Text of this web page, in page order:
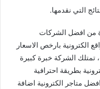
التي نقدمها.
من افضل الشركات
الكترونية بارخص الاسعار
تمتلك الشركة خبرة كبيرة
بطريقة احترافية
متاجر الكترونية اضافة